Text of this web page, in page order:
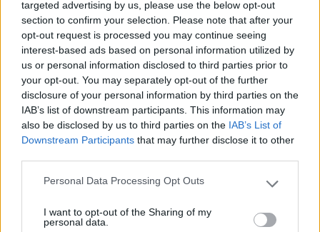
targeted advertising by us, please use the below opt-out
section to confirm your selection. Please note that after your
opt-out request is processed you may continue seeing
interest-based ads based on personal information utilized by
us or personal information disclosed to third parties prior to
your opt-out. You may separately opt-out of the further
disclosure of your personal information by third parties on the
IAB’s list of downstream participants. This information may
also be disclosed by us to third parties on the IAB’s List of
Downstream Participants that may further disclose it to other
Please note that this website/app uses one or more Google
not limited to your visit or usage behaviour. You may click to
Personal Data Processing Opt Outs
I want to opt-out of the Sharing of my
personal data.
58914
Inserito il20/11/2017 alle:19:47:34
Pascia2
siccome non si smette mai di imparare, ecco cosa scrive MAK, quindi il
produttore dei cerchi, in merito alla coppia di serraggio (ovviamente nei
documenti accompagnatori non si fa riferimento al serraggio ma solo alla
pulizia dei cerchi) :
Da quanto leggo, io interpreto che se sulla documetazione a
corredo dei cerchi non c'è specificata una coppia di serraggio,
va adottata la coppia di serraggio indicata dal costruttore del
veicolo per i cerchi originali quindi direi quelli standar in ferro
che se non ricordo male per il Ducato Heavy 16" è 180Nm.